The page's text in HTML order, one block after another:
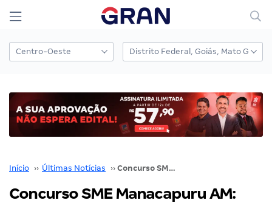
Início ›› Últimas Notícias ›› Concurso SME Manacapuru AM: SAIU edital! 838 vagas! Confira
Concurso SME Manacapuru AM: